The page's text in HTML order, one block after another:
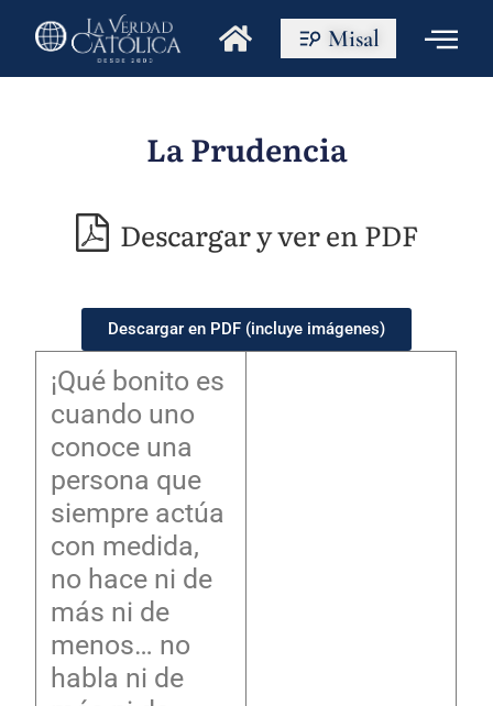
Misal
La Prudencia
Descargar y ver en PDF
Descargar en PDF (incluye imágenes)
¡Qué bonito es
cuando uno
conoce una
persona que
siempre actúa
con medida,
no hace ni de
más ni de
menos… no
habla ni de